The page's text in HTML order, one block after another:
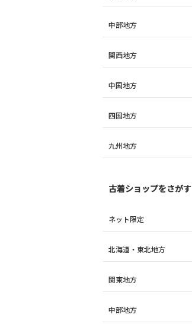
中部地方
関西地方
中国地方
四国地方
九州地方
古着ショップをさがす
ネット限定
北海道・東北地方
関東地方
中部地方